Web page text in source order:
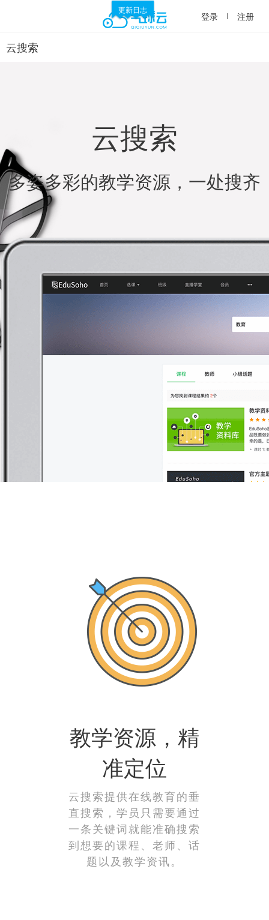
更新日志
登录 注册
云搜索
云搜索
多姿多彩的教学资源，一处搜齐
教学资源，精
准定位
云搜索提供在线教育的垂
直搜索，学员只需要通过
一条关键词就能准确搜索
到想要的课程、老师、话
题以及教学资讯。